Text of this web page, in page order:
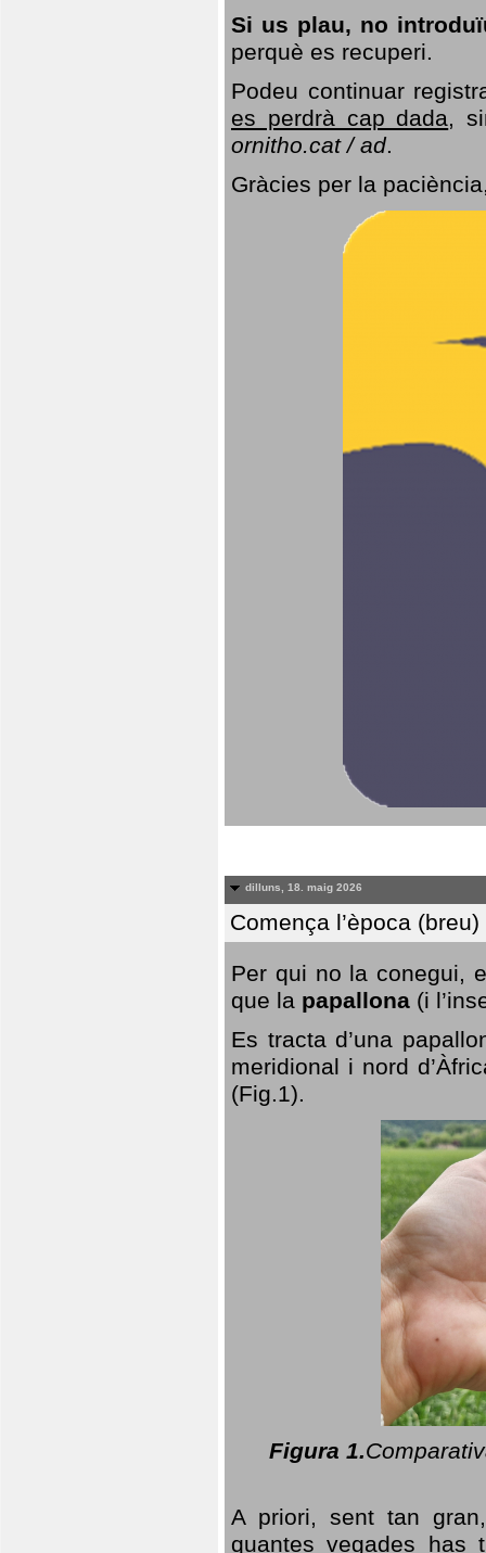
Si us plau, no
perquè es recuperi.
Podeu continuar
es perdrà cap dada,
ornitho.cat / ad.
Gràcies per la
dilluns, 18. maig 2026
Comença l’època
Per qui no la conegui,
que la papallona (i
Es tracta d’una
meridional i nord
(Fig.1).
Figura 1.
A priori, sent tan
quantes vegades has